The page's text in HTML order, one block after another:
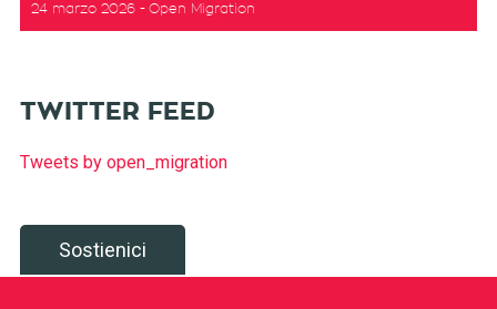
24 marzo 2026 Open Migration
TWITTER FEED
Tweets by open_migration
Sostienici